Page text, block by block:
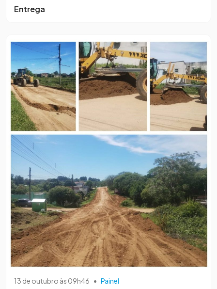
Entrega
13 de outubro às 09h46 • Painel